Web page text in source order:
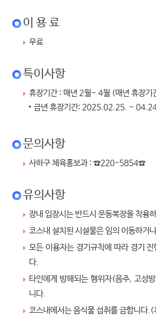
이 용 료
무료
특이사항
휴장기간 : 매년 2월~ 4월 (매년 휴장기
금년 휴장기간: 2025.02.25. ~
문의사항
사하구 체육홍보과 : ☎220-5854☎
유의사항
장내 입장시는 반드시 운동복장을 착용
코스내 설치된 시설물은 임의 이동하거
모든 이용자는 경기규칙에 따라 경기
다.
타인에게 방해되는 행위자(음주, 고성
니다.
코스내에서는 음식물 섭취를 금합니다